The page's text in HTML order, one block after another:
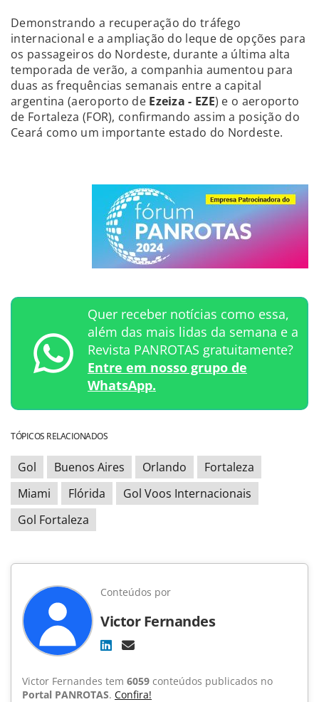
Demonstrando a recuperação do tráfego
internacional e a ampliação do leque de opções para
os passageiros do Nordeste, durante a última alta
temporada de verão, a companhia aumentou para
duas as frequências semanais entre a capital
argentina (aeroporto de Ezeiza - EZE) e o aeroporto
de Fortaleza (FOR), confirmando assim a posição do
Ceará como um importante estado do Nordeste.
Quer receber notícias como essa,
além das mais lidas da semana e a
Revista PANROTAS gratuitamente?
Entre em nosso grupo de
WhatsApp.
TÓPICOS RELACIONADOS
Gol Buenos Aires Orlando
Fortaleza
Miami
Flórida
Gol Voos Internacionais
Gol Fortaleza
Conteúdos por
Victor Fernandes
Victor Fernandes tem 6059 conteúdos publicados no
Portal PANROTAS. Confira!